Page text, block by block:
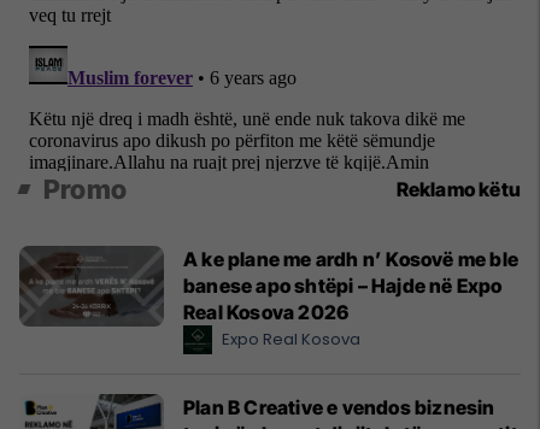
Promo Reklamo këtu
A ke plane me ardh n’ Kosovë me ble
banese apo shtëpi – Hajde në Expo
Real Kosova 2026
Expo Real Kosova
Plan B Creative e vendos biznesin